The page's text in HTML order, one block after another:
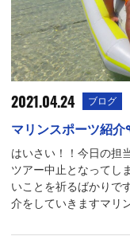
2021.04.24 ブログ
はいさい！！今日の担
ツアー中止となってし
いことを祈るばかりで
介をしていきますマリ